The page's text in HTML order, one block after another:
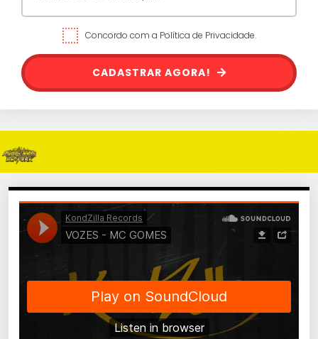
Concordo com a Política de Privacidade.
CADASTRAR AGORA!